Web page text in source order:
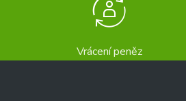
Vrácení peněz